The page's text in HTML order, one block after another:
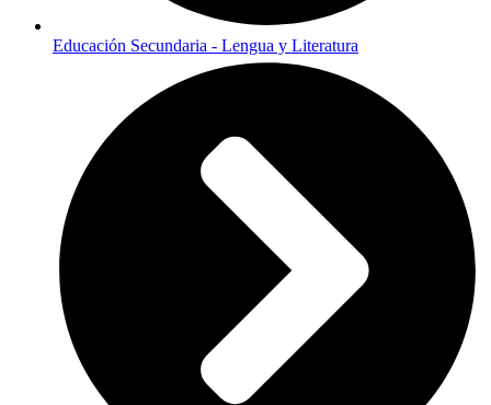
Educación Secundaria - Lengua y Literatura